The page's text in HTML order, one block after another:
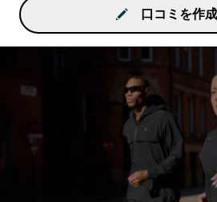
口コミを作